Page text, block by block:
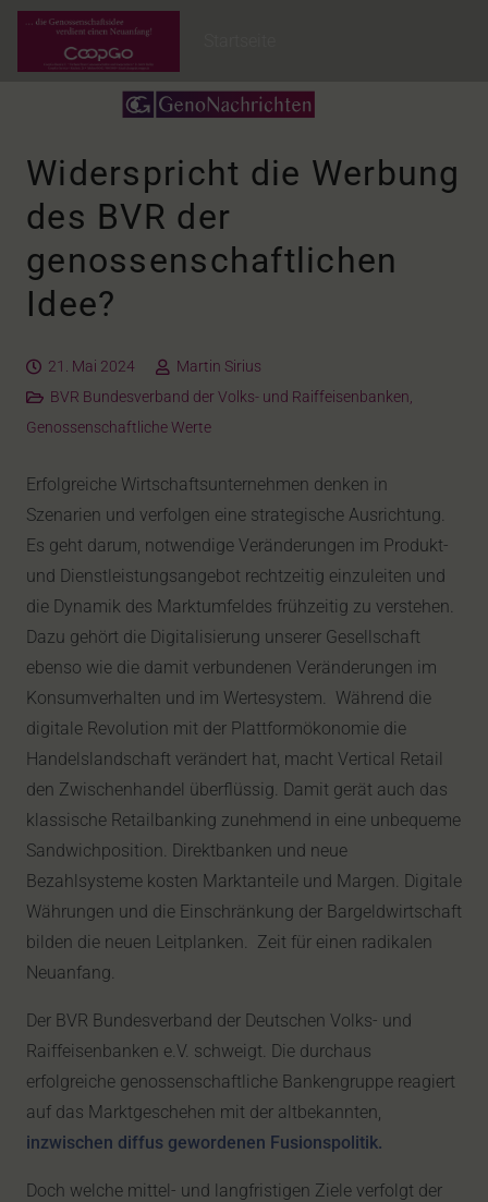
Widerspricht die Werbung
des BVR der
genossenschaftlichen
Idee?
21. Mai 2024
Martin Sirius
BVR Bundesverband der Volks- und Raiffeisenbanken,
Genossenschaftliche Werte
Erfolgreiche Wirtschaftsunternehmen denken in
Szenarien und verfolgen eine strategische Ausrichtung.
Es geht darum, notwendige Veränderungen im Produkt-
und Dienstleistungsangebot rechtzeitig einzuleiten und
die Dynamik des Marktumfeldes frühzeitig zu verstehen.
Dazu gehört die Digitalisierung unserer Gesellschaft
ebenso wie die damit verbundenen Veränderungen im
Konsumverhalten und im Wertesystem. Während die
digitale Revolution mit der Plattformökonomie die
Handelslandschaft verändert hat, macht Vertical Retail
den Zwischenhandel überflüssig. Damit gerät auch das
klassische Retailbanking zunehmend in eine unbequeme
Sandwichposition. Direktbanken und neue
Bezahlsysteme kosten Marktanteile und Margen. Digitale
Währungen und die Einschränkung der Bargeldwirtschaft
bilden die neuen Leitplanken. Zeit für einen radikalen
Neuanfang.
Der BVR Bundesverband der Deutschen Volks- und
Raiffeisenbanken e.V. schweigt. Die durchaus
erfolgreiche genossenschaftliche Bankengruppe reagiert
auf das Marktgeschehen mit der altbekannten,
inzwischen diffus gewordenen Fusionspolitik.
Doch welche mittel- und langfristigen Ziele verfolgt der